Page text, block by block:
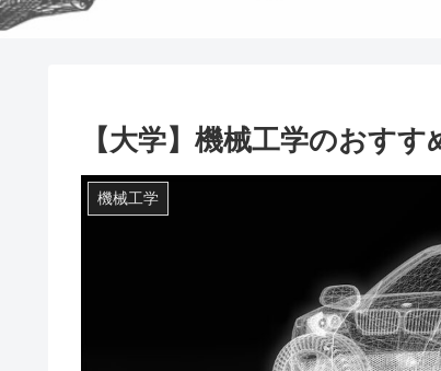
【大学】機械工学のおす
機械工学